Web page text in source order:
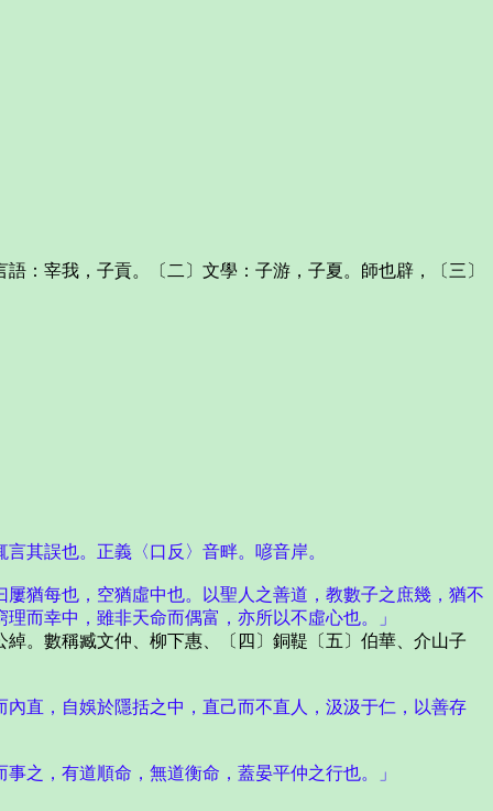
宰我，子貢。〔二〕文學：子游，子夏。師也辟，〔三〕
其誤也。正義〈口反〉音畔。喭音岸。
猶每也，空猶虛中也。以聖人之善道，教數子之庶幾，猶不
而幸中，雖非天命而偶富，亦所以不虛心也。」
。數稱臧文仲、柳下惠、〔四〕銅鞮〔五〕伯華、介山子
直，自娛於隱括之中，直己而不直人，汲汲于仁，以善存
之，有道順命，無道衡命，蓋晏平仲之行也。」